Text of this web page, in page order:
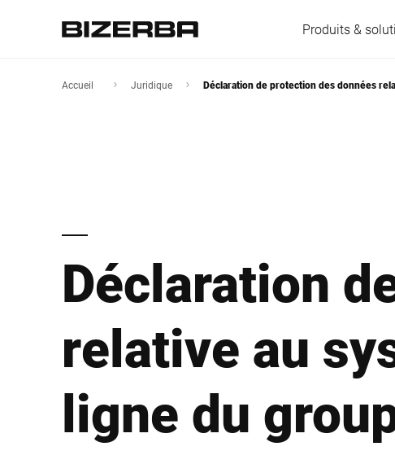
Produits &
Asie
Afrique
Site Web mondial
Accueil Juridique Déclaration de protection des données
Déclaration
relative au
ligne du